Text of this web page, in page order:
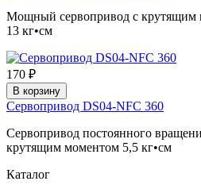
Мощный сервопривод с крутящим
13 кг•см
170 ₽
В корзину
Сервопривод DS04-NFC 360
Сервопривод постоянного
крутящим моментом 5,5 кг•см
Каталог